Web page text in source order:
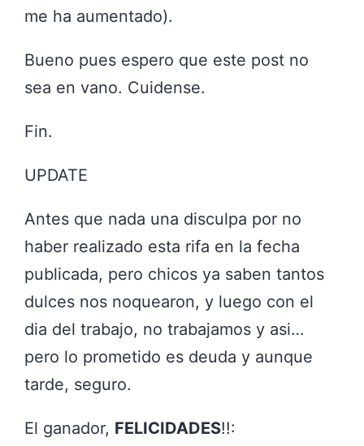
me ha aumentado).
Bueno pues espero que este post no
sea en vano. Cuidense.
Fin.
UPDATE
Antes que nada una disculpa por no
haber realizado esta rifa en la fecha
publicada, pero chicos ya saben tantos
dulces nos noquearon, y luego con el
dia del trabajo, no trabajamos y asi…
pero lo prometido es deuda y aunque
tarde, seguro.
El ganador, FELICIDADES!!: